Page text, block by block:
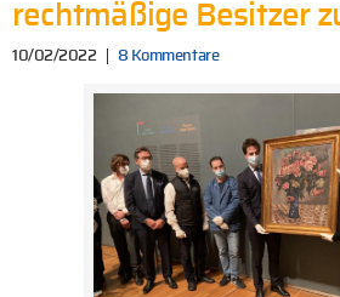
rechtmäßige Besitzer
10/02/2022 8 Kommentare